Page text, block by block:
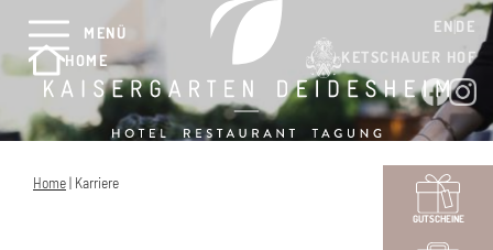
MENÜ
HOME
KETSCHAUER HOF
ENDE
GUTSCHEINE
Home| Karriere